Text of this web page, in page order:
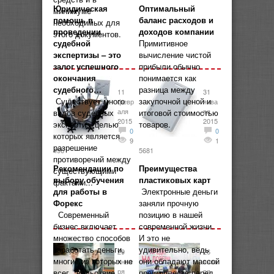
минимуме
необходимых для
этого документов.
Юридическая
помощь в
проведении
судебной
экспертизы – это
залог успешного
окончания
судебного…
Существует много
видов судебных
экспертиз, целью
которых является
разрешение
противоречий между
существующими
фактами...
11
февр
аля
2015
0
9
496
Рекомендации по
выбору обучения
для работы в
Форекс
Современный
бизнес включает
множество способов
заработать деньги,
многие из которых не
29
янва
ря
Оптимальный
баланс расходов и
доходов компании
Примитивное
вычисление чистой
прибыли обычно
понимается как
разница между
закупочной ценой и
итоговой стоимостью
товаров.
31
янва
ря
2015
0
1
5681
Преимущества
пластиковых карт
Электронные деньги
заняли прочную
позицию в нашей
современной жизни.
И это не
удивительно, ведь
они обладают массой
26
янва
ря